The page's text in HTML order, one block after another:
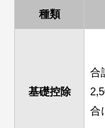
種類
基礎控除
合
合